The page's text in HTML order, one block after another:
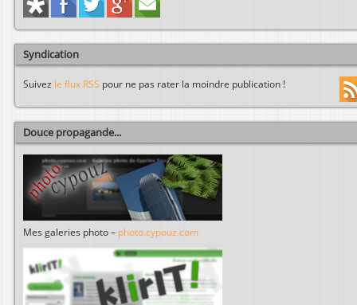
Syndication
Suivez le flux RSS pour ne pas rater la moindre publication !
Douce propagande...
Mes galeries photo – photo.cypouz.com